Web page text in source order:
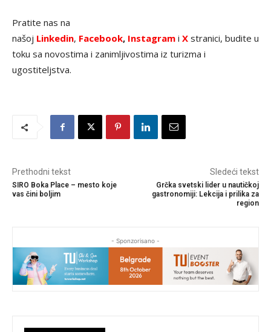
Pratite nas na
našoj Linkedin, Facebook, Instagram i X stranici, budite u
toku sa novostima i zanimljivostima iz turizma i
ugostiteljstva.
Prethodni tekst
SIRO Boka Place – mesto koje
vas čini boljim
Sledeći tekst
Grčka svetski lider u nautičkoj
gastronomiji: Lekcija i prilika za
region
- Sponzorisano -